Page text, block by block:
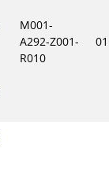
M001-
A292-Z001-
R010